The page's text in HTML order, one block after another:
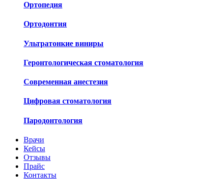
Ортопедия
Ортодонтия
Ультратонкие виниры
Геронтологическая стоматология
Современная анестезия
Цифровая стоматология
Пародонтология
Врачи
Кейсы
Отзывы
Прайс
Контакты